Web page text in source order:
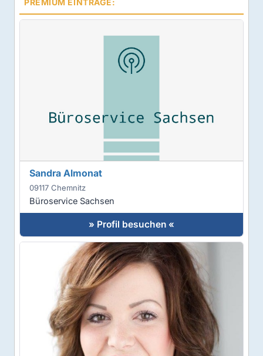
PREMIUM EINTRÄGE:
Sandra Almonat
09117 Chemnitz
Büroservice Sachsen
» Profil besuchen «